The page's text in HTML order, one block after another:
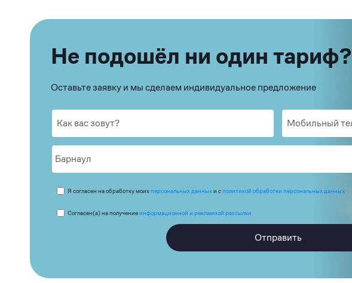
Не подошёл ни один тариф?
Оставьте заявку и мы сделаем индивидуальное предложение
Я согласен на обработку моихперсональных данныхи сполитикой обработки персональных данных
Согласен(а) на получениеинформационной и рекламной рассылки
Отправить